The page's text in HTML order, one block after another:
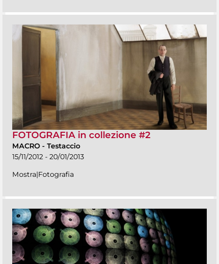
FOTOGRAFIA in collezione #2
MACRO - Testaccio
15/11/2012 - 20/01/2013
Mostra|Fotografia